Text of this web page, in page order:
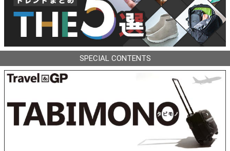
SPECIAL CONTENTS